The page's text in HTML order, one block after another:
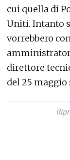
cui quella di
Uniti. Intanto
vorrebbero
direttore
del 25 maggio